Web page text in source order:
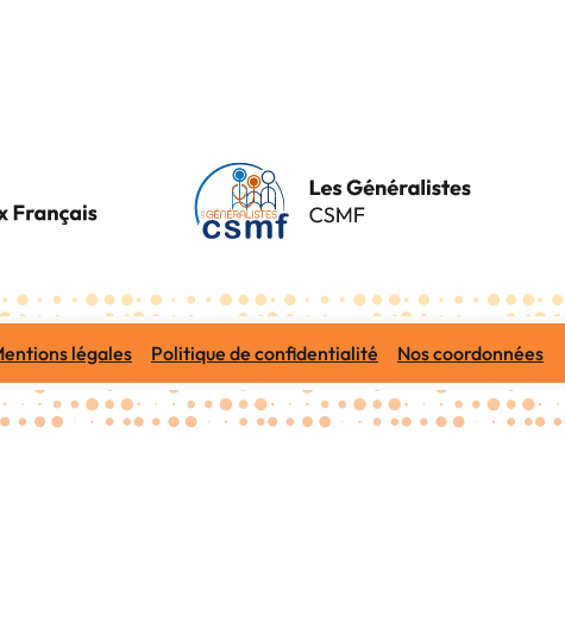
légales Politique de confidentialité Nos coordonnées